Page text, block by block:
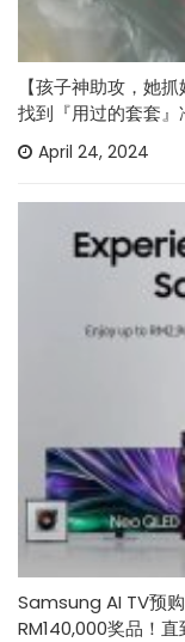
【孩子神助攻，她
找到『用过的套套』
April 24, 2024
Samsung AI TV预
RM140,000奖品！直